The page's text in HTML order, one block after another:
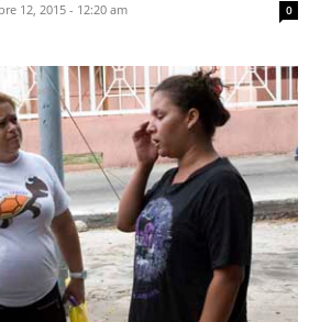
12, 2015 - 12:20 am 0